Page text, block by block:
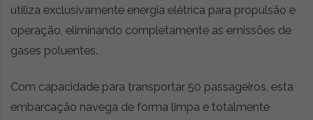
utiliza exclusivamente energia elétrica para propulsão e
operação, eliminando completamente as emissões de
gases poluentes.
Com capacidade para transportar 50 passageiros, esta
embarcação navega de forma limpa e totalmente